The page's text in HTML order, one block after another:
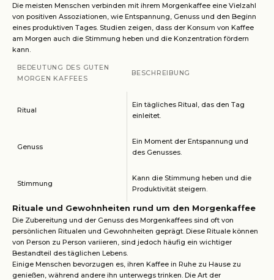
Die meisten Menschen verbinden mit ihrem Morgenkaffee eine Vielzahl
von positiven Assoziationen, wie Entspannung, Genuss und den Beginn
eines produktiven Tages. Studien zeigen, dass der Konsum von Kaffee
am Morgen auch die Stimmung heben und die Konzentration fördern
kann.
BEDEUTUNG DES GUTEN
MORGEN KAFFEES
BESCHREIBUNG
Ritual
Ein tägliches Ritual, das den Tag
einleitet.
Genuss
Ein Moment der Entspannung und
des Genusses.
Stimmung
Kann die Stimmung heben und die
Produktivität steigern.
Rituale und Gewohnheiten rund um den Morgenkaffee
Die Zubereitung und der Genuss des Morgenkaffees sind oft von
persönlichen Ritualen und Gewohnheiten geprägt. Diese Rituale können
von Person zu Person variieren, sind jedoch häufig ein wichtiger
Bestandteil des täglichen Lebens.
Einige Menschen bevorzugen es, ihren Kaffee in Ruhe zu Hause zu
genießen, während andere ihn unterwegs trinken. Die Art der